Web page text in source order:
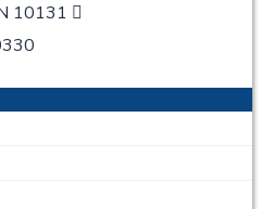
10131 